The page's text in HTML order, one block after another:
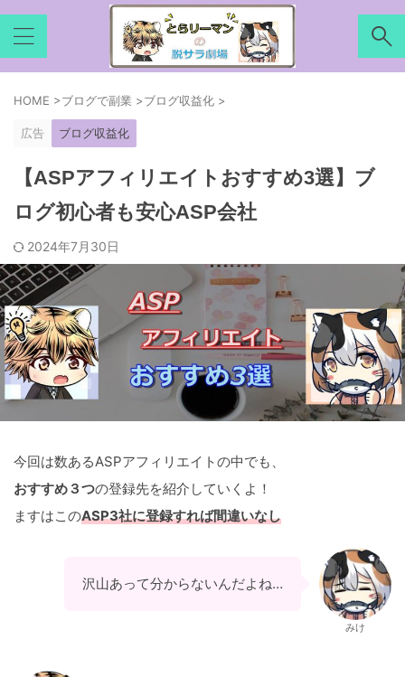
HOME >ブログで副業 >ブログ収益化 >
広告 ブログ収益化
【ASPアフィリエイトおすすめ3選】ブ
ログ初心者も安心ASP会社
2024年7月30日
今回は数あるASPアフィリエイトの中でも、
おすすめ３つの登録先を紹介していくよ！
ますはこのASP3社に登録すれば間違いなし
沢山あって分からないんだよね…
みけ